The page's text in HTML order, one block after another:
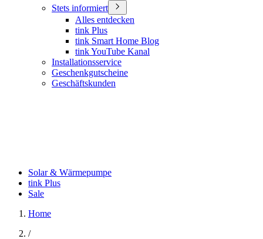
Stets informiert
Alles entdecken
tink Plus
tink Smart Home Blog
tink YouTube Kanal
Installationsservice
Geschenkgutscheine
Geschäftskunden
Solar & Wärmepumpe
tink Plus
Sale
Home
/